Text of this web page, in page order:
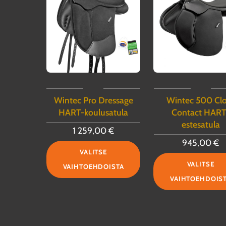
Wintec Pro Dressage
HART-koulusatula
1 259,00€
VALITSE
VAIHTOEHDOISTA
tuotteella
useampi
Wintec 500
Contact
estesatula
945,00€
VALITSE